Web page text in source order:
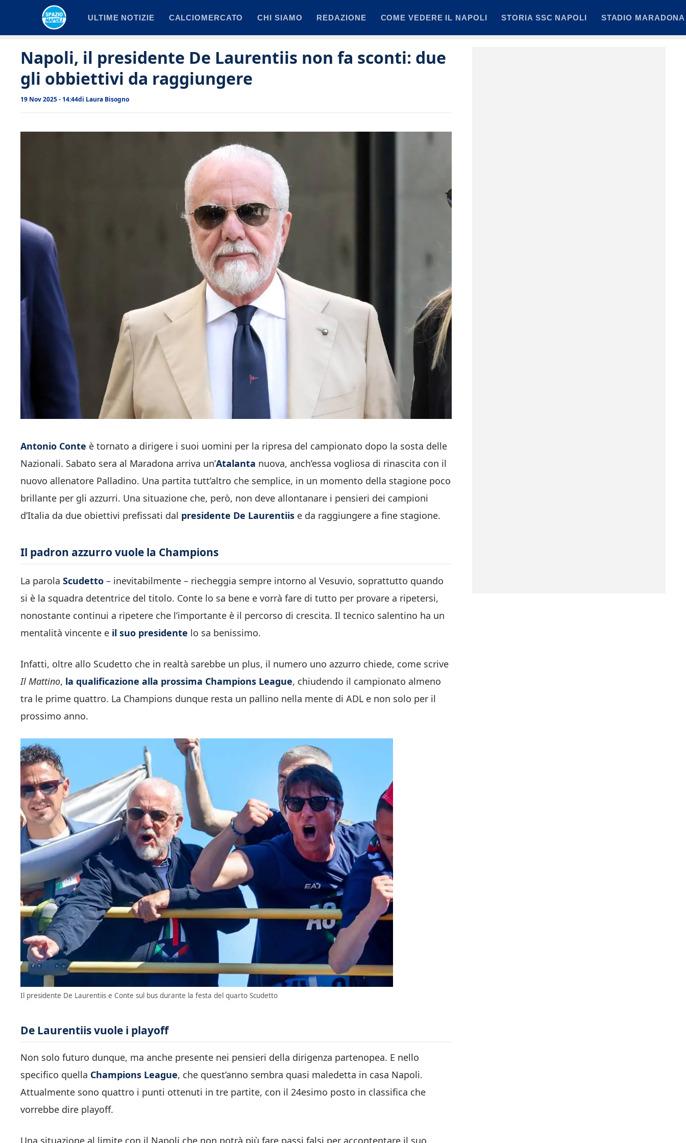
ULTIME NOTIZIE CALCIOMERCATO CHI SIAMO REDAZIONE COME VEDERE IL NAPOLI STORIA SSC NAPOLI STADIO MARADONA
Napoli, il presidente De Laurentiis non fa sconti: due
gli obbiettivi da raggiungere
19 Nov 2025 - 14:44di Laura Bisogno
Antonio Conte è tornato a dirigere i suoi uomini per la ripresa del campionato dopo la sosta delle
Nazionali. Sabato sera al Maradona arriva un’Atalanta nuova, anch’essa vogliosa di rinascita con il
nuovo allenatore Palladino. Una partita tutt’altro che semplice, in un momento della stagione poco
brillante per gli azzurri. Una situazione che, però, non deve allontanare i pensieri dei campioni
d’Italia da due obiettivi prefissati dal presidente De Laurentiis e da raggiungere a fine stagione.
Il padron azzurro vuole la Champions
La parola Scudetto – inevitabilmente – riecheggia sempre intorno al Vesuvio, soprattutto quando
si è la squadra detentrice del titolo. Conte lo sa bene e vorrà fare di tutto per provare a ripetersi,
nonostante continui a ripetere che l’importante è il percorso di crescita. Il tecnico salentino ha un
mentalità vincente e il suo presidente lo sa benissimo.
Infatti, oltre allo Scudetto che in realtà sarebbe un plus, il numero uno azzurro chiede, come scrive
Il Mattino, la qualificazione alla prossima Champions League, chiudendo il campionato almeno
tra le prime quattro. La Champions dunque resta un pallino nella mente di ADL e non solo per il
prossimo anno.
Il presidente De Laurentiis e Conte sul bus durante la festa del quarto Scudetto
De Laurentiis vuole i playoff
Non solo futuro dunque, ma anche presente nei pensieri della dirigenza partenopea. E nello
specifico quella Champions League, che quest’anno sembra quasi maledetta in casa Napoli.
Attualmente sono quattro i punti ottenuti in tre partite, con il 24esimo posto in classifica che
vorrebbe dire playoff.
Una situazione al limite con il Napoli che non potrà più fare passi falsi per accontentare il suo